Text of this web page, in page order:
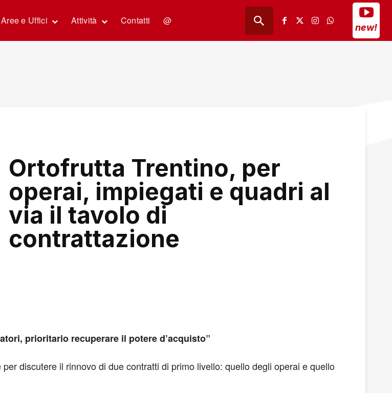
e Uffici Attività Contatti @
new!
Ortofrutta Trentino, per
operai, impiegati e quadri al
via il tavolo di
contrattazione
prioritario recuperare il potere d’acquisto”
discutere il rinnovo di due contratti di primo livello: quello degli operai e quello